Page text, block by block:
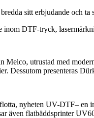
sitt erbjudande och
inom DTF-tryck,
Melco, utrustad med
Dessutom presenteras
nyheten UV-DTF–
även flatbäddsprinter